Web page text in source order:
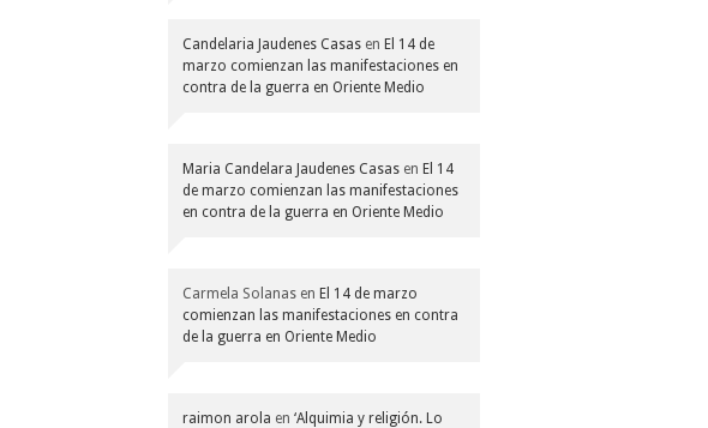
Candelaria Jaudenes Casas en El 14 de
marzo comienzan las manifestaciones en
contra de la guerra en Oriente Medio
Maria Candelara Jaudenes Casas en El 14
de marzo comienzan las manifestaciones
en contra de la guerra en Oriente Medio
Carmela Solanas en El 14 de marzo
comienzan las manifestaciones en contra
de la guerra en Oriente Medio
raimon arola en ‘Alquimia y religión. Lo